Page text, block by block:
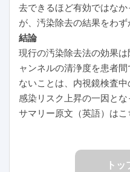
去できるほど有効ではな
が、汚染除去の結果をわず
結論
現行の汚染除去法の効果
ャンネルの清浄度を患者
ないことは、内視鏡検査
感染リスク上昇の一因とな
サマリー原文（英語）はこ
ト